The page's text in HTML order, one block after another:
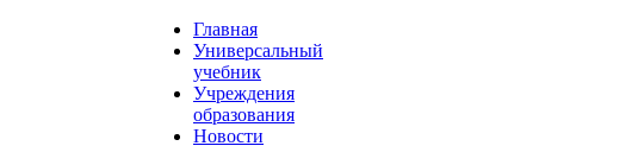
Главная
Универсальный
учебник
Учреждения
образования
Новости